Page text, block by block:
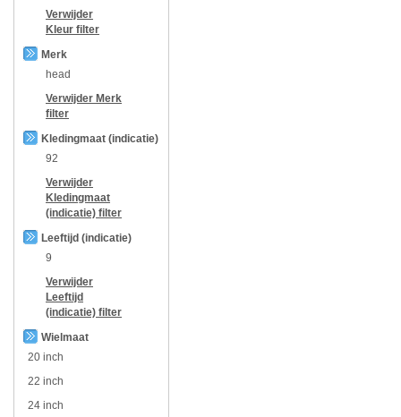
Verwijder
Kleur filter
Merk
head
Verwijder Merk
filter
Kledingmaat (indicatie)
92
Verwijder
Kledingmaat
(indicatie) filter
Leeftijd (indicatie)
9
Verwijder
Leeftijd
(indicatie) filter
Wielmaat
20 inch
22 inch
24 inch